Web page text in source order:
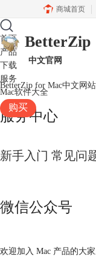
商城首页
BetterZip
中文官网
首页
产品
下载
服务
Mac软件大全
购买
BetterZip for Mac中文网站
服务中心
新手入门 常见问
微信公众号
欢迎加入 Mac 产品的大